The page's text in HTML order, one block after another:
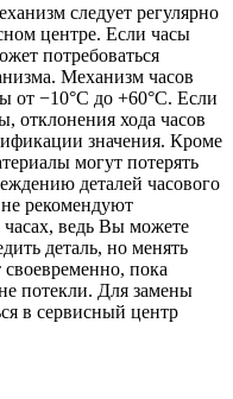
следует регулярно
центре. Если часы
потребоваться
Механизм часов
от −10°C до +60°C. Если
отклонения хода часов
значения. Кроме
могут потерять
деталей часового
рекомендуют
часах, ведь Вы можете
деталь, но менять
пока
потекли. Для замены
в сервисный центр